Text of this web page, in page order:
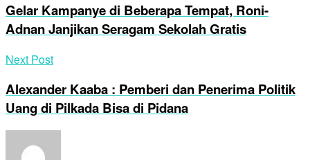
Gelar Kampanye di Beberapa Tempat, Roni-
Adnan Janjikan Seragam Sekolah Gratis
Next Post
Alexander Kaaba : Pemberi dan Penerima Politik
Uang di Pilkada Bisa di Pidana